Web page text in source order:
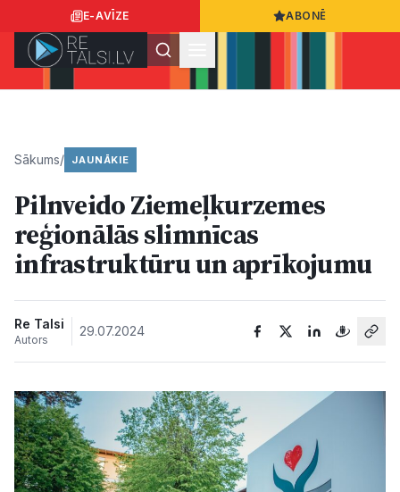
E-AVĪZE ABONĒ
Ziņas
Sabiedrība
Kultūra
Bizness
Sākums/ JAUNĀKIE
Pilnveido Ziemeļkurzemes
reģionālās slimnīcas
infrastruktūru un aprīkojumu
Re Talsi
Autors
29.07.2024